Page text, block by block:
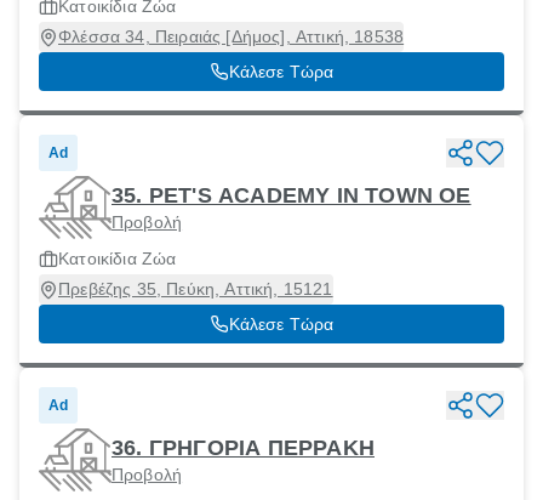
Κατοικίδια Ζώα
Φλέσσα 34, Πειραιάς [Δήμος], Αττική, 18538
Κάλεσε Τώρα
Ad
35. PET'S ACADEMY IN TOWN ΟΕ
Προβολή
Κατοικίδια Ζώα
Πρεβέζης 35, Πεύκη, Αττική, 15121
Κάλεσε Τώρα
Ad
36. ΓΡΗΓΟΡΙΑ ΠΕΡΡΑΚΗ
Προβολή